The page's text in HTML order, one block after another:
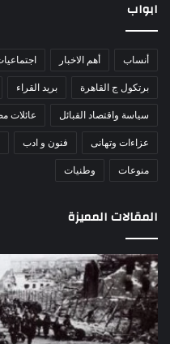
ابواب
أنساب أهم الاخبار
برتكول ج القاهرة بريد القراء
سياسة واقتصاد القبائل عائلات
عزاءات وتهانى فنون و ادب
منوعات وطنيات
المقالات المميزة
اللواء
دكتور
راضي
عبدالمعطي
يكتب: